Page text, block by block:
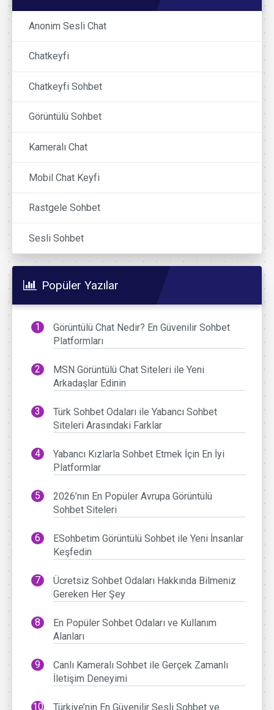
Anonim Sesli Chat
Chatkeyfi
Chatkeyfi Sohbet
Görüntülü Sohbet
Kameralı Chat
Mobil Chat Keyfi
Rastgele Sohbet
Sesli Sohbet
Popüler Yazılar
Görüntülü Chat Nedir? En Güvenilir Sohbet
Platformları
MSN Görüntülü Chat Siteleri ile Yeni
Arkadaşlar Edinin
Türk Sohbet Odaları ile Yabancı Sohbet
Siteleri Arasındaki Farklar
Yabancı Kızlarla Sohbet Etmek İçin En İyi
Platformlar
2026’nın En Popüler Avrupa Görüntülü
Sohbet Siteleri
ESohbetim Görüntülü Sohbet ile Yeni İnsanlar
Keşfedin
Ücretsiz Sohbet Odaları Hakkında Bilmeniz
Gereken Her Şey
En Popüler Sohbet Odaları ve Kullanım
Alanları
Canlı Kameralı Sohbet ile Gerçek Zamanlı
İletişim Deneyimi
Türkiye’nin En Güvenilir Sesli Sohbet ve